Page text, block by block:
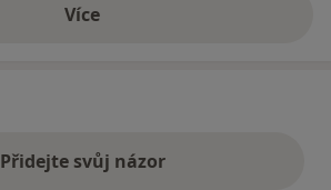
Víceo adrese
Přidejte svůj názor